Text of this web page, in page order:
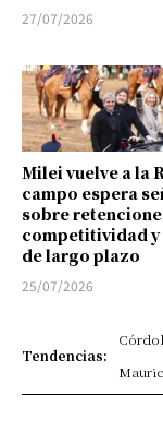
27/07/2026
Milei vuelve a la
campo espera
sobre
competitividad
de largo plazo
25/07/2026
Tendencias: